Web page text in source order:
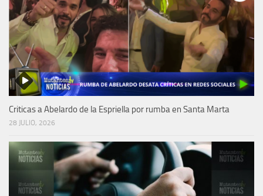
Criticas a Abelardo de la Espriella por rumba en Santa Marta
28 JULIO, 2026